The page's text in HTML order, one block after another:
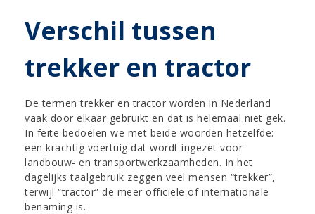
Verschil tussen
trekker en tractor
De termen trekker en tractor worden in Nederland
vaak door elkaar gebruikt en dat is helemaal niet gek.
In feite bedoelen we met beide woorden hetzelfde:
een krachtig voertuig dat wordt ingezet voor
landbouw- en transportwerkzaamheden. In het
dagelijks taalgebruik zeggen veel mensen “trekker”,
terwijl “tractor” de meer officiële of internationale
benaming is.